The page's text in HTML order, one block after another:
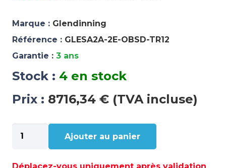
Marque : Glendinning
Référence : GLESA2A-2E-OBSD-TR12
Garantie : 3 ans
Stock : 4 en stock
Prix : 8716,34 € (TVA incluse)
quantité
de
2
Ajouter au panier
Déplacez-vous uniquement après validation